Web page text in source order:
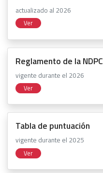
actualizado al 2026
Ver
Reglamento de la NDPC
vigente durante el 2026
Ver
Tabla de puntuación
vigente durante el 2025
Ver